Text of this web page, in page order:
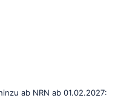
ab NRN ab 01.02.2027: